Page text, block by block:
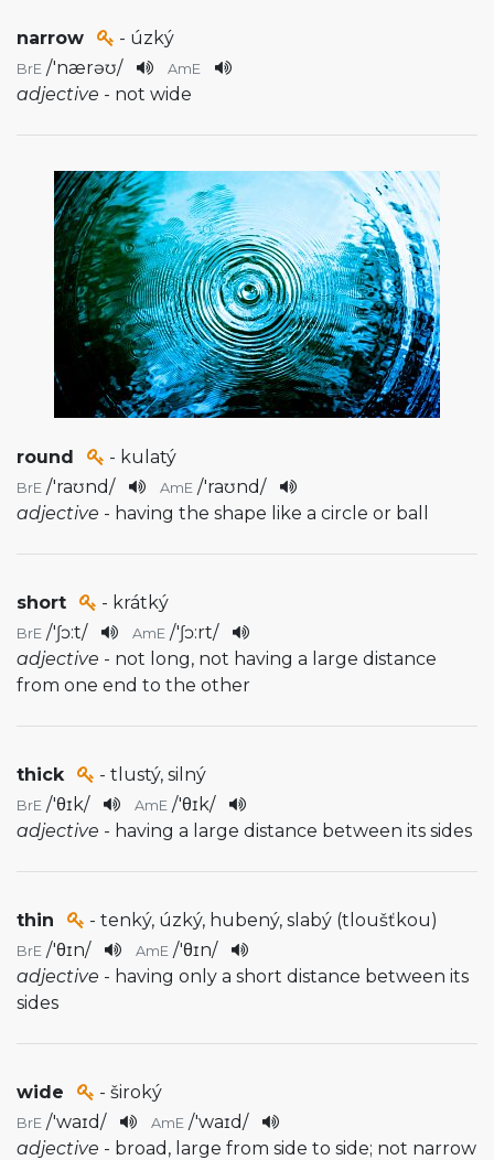
narrow - úzký
BrE /'nærəʊ/ AmE
adjective - not wide
round - kulatý
BrE /'raʊnd/ AmE /'raʊnd/
adjective - having the shape like a circle or ball
short - krátký
BrE /'ʃɔ:t/ AmE /'ʃɔ:rt/
adjective - not long, not having a large distance
from one end to the other
thick - tlustý, silný
BrE /'θɪk/ AmE /'θɪk/
adjective - having a large distance between its sides
thin - tenký, úzký, hubený, slabý (tloušťkou)
BrE /'θɪn/ AmE /'θɪn/
adjective - having only a short distance between its
sides
wide - široký
BrE /'waɪd/ AmE /'waɪd/
adjective - broad, large from side to side; not narrow